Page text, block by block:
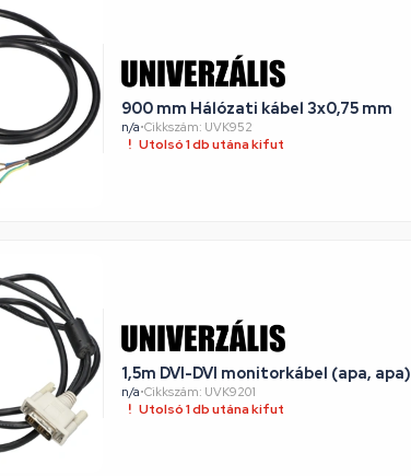
900 mm Hálózati kábel 3x0,75 mm
n/a•Cikkszám: UVK952
Utolsó 1 db utána kifut
1,5m DVI-DVI monitorkábel (apa, apa)
n/a•Cikkszám: UVK9201
Utolsó 1 db utána kifut